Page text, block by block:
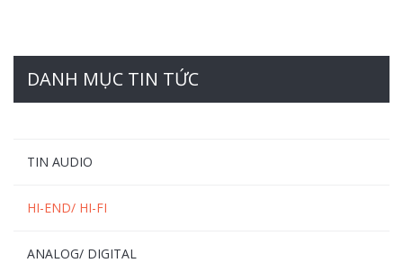
DANH MỤC TIN TỨC
TIN AUDIO
HI-END/ HI-FI
ANALOG/ DIGITAL